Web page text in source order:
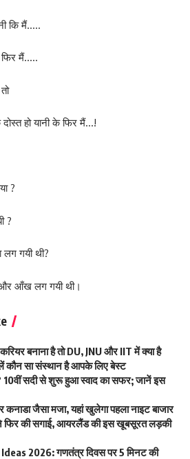
कि मैं…..
फिर मैं…..
हो यानी के फिर मैं…!
?
?
लग गयी थी?
और आँख लग गयी थी।
बनाना है तो DU, JNU और IIT में क्या है
कौन सा संस्थान है आपके लिए बेस्ट
10वीं सदी से शुरू हुआ स्वाद का सफर; जानें इस
जैसा मजा, यहां खुलेगा पहला नाइट बाजार
फिर की सगाई, आयरलैंड की इस खूबसूरत लड़की
2026: गणतंत्र दिवस पर 5 मिनट की